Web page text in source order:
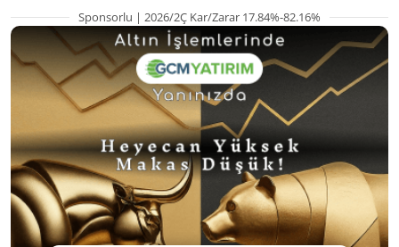
Sponsorlu | 2026/2Ç Kar/Zarar 17.84%-82.16%